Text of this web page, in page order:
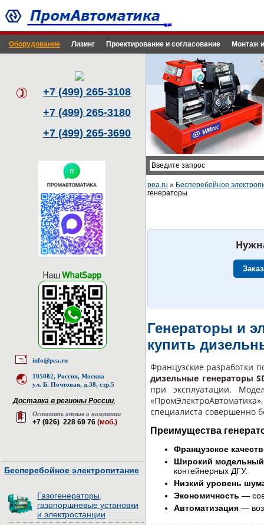
Оборудование Лизинг Проектирование и согласование Монтаж
+7 (499) 265-3108
+7 (499) 265-3180
+7 (499) 265-3690
info@pea.ru
105082, Россия, Москва
ул. Б. Почтовая, д.38, стр.5
Доставка в регионы России,
Оставить отзыв о компании
+7 (926) 228 69 76 (моб.)
Бесперебойное электропитание
Газогенераторы,
газопоршневые установки
и электростанции
pea.ru » Бесперебойное
генераторы
Генераторы и
купить
Французские разработки
дизельные генераторы
при эксплуатации.
специалиста совершенно
Преимущества
Французское
Широкий
контейнерных ДГУ.
Низкий уровень
Экономичность —
Автоматизация —